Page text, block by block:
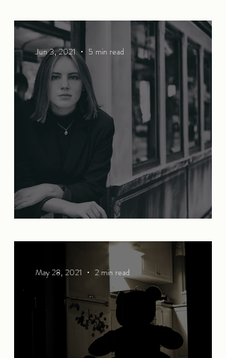
Jun 3, 2021 5 min read
May 28, 2021 2 min read